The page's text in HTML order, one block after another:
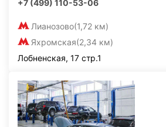
+7 (499) 110-53-06
Лианозово(1,72 км)
Яхромская(2,34 км)
Лобненская, 17 стр.1